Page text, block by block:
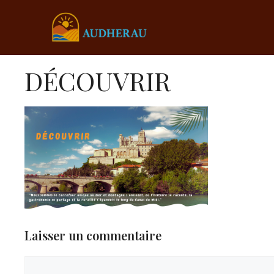
DÉCOUVRIR
Laisser un commentaire